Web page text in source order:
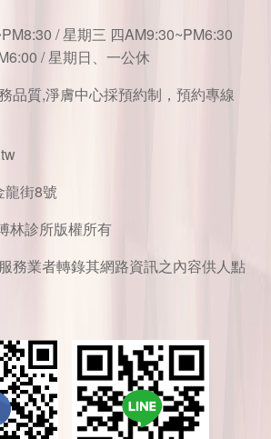
/ 星期三 四AM9:30~PM6:30
/ 星期日、一公休
品質,淨膚中心採預約制，預約專線
龍街8號
林診所版權所有
務業者轉錄其網路資訊之內容供人點